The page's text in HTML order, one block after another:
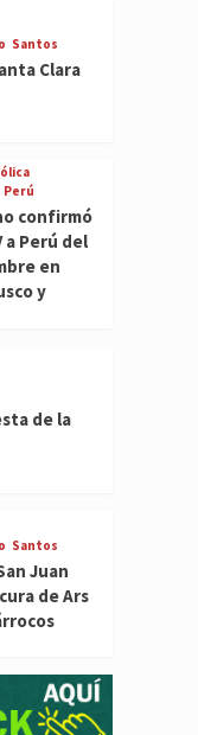
Santos
Clara
Perú
confirmó
a Perú del
en
y
de la
Santos
Juan
de Ars